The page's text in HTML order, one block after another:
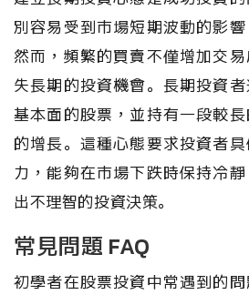
別容易受到市場短期波動的影響
然而，頻繁的買賣不僅增加交
失長期的投資機會。長期投資
基本面的股票，並持有一段較
的增長。這種心態要求投資者
力，能夠在市場下跌時保持冷
出不理智的投資決策。
常見問題 FAQ
初學者在股票投資中常遇到的